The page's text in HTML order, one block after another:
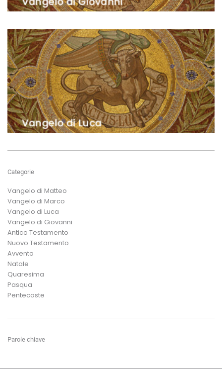
Categorie
Vangelo di Matteo
Vangelo di Marco
Vangelo di Luca
Vangelo di Giovanni
Antico Testamento
Nuovo Testamento
Avvento
Natale
Quaresima
Pasqua
Pentecoste
Parole chiave